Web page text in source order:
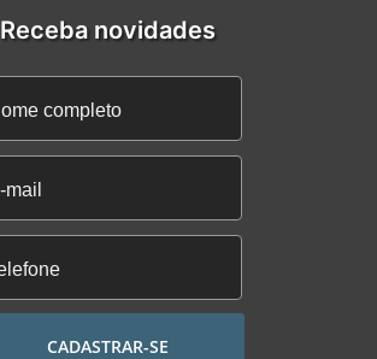
Receba novidades
CADASTRAR-SE